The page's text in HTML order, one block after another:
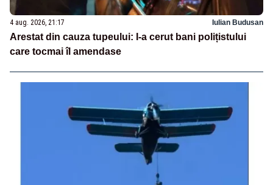
4 aug. 2026, 21:17 Iulian Budusan
Arestat din cauza tupeului: I-a cerut bani polițistului
care tocmai îl amendase